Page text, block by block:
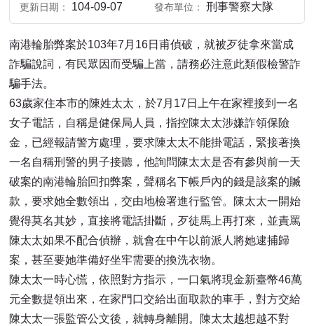
更新日期 104-09-07 發布單位 刑事警察大隊
南港輪胎弊案於103年7月16日甫偵破，就被歹徒拿來當成
詐騙說詞，有民眾因而受騙上當，請務必注意此類假檢警詐
騙手法。
63歲家住本市的陳姓太太，於7月17日上午在家裡接到一名
女子電話，自稱是健保局人員，指控陳太太涉嫌詐領保險
金，已經報請警方處理，要求陳太太不能掛電話，緊接著換
一名自稱刑警的男子接聽，他詢問陳太太是否有參與前一天
破案的南港輪胎回扣弊案，聲稱名下帳戶內的錢是該案的贓
款，要求她全數領出，交由地檢署進行監管。陳太太一開始
覺得莫名其妙，直接將電話掛斷，歹徒馬上再打來，並責罵
陳太太如果不配合偵辦，就會在中午以前派人將她逮捕歸
案，甚至要她準備好坐牢需要的換洗衣物。
陳太太一時心慌，依照對方指示，一口氣將現金新臺幣46萬
元全數提領出來，在家門口交給出面取款的車手，對方交給
陳太太一張監管公文後，就轉身離開。陳太太越想越不對